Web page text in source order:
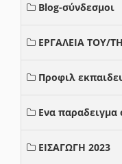
Blog-σύνδεσμοι
ΕΡΓΑΛΕΙΑ ΤΟΥ/
Προφιλ
Ενα παραδειγμα
ΕΙΣΑΓΩΓΗ 2023